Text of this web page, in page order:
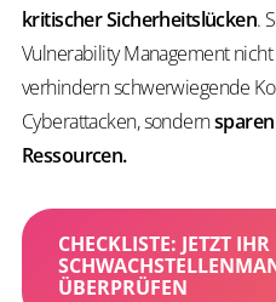
kritischer Sicherheitslücken.
Vulnerability Management
verhindern schwerwiegende
Cyberattacken, sondern
Ressourcen.
CHECKLISTE: JETZT IHR
ÜBERPRÜFEN